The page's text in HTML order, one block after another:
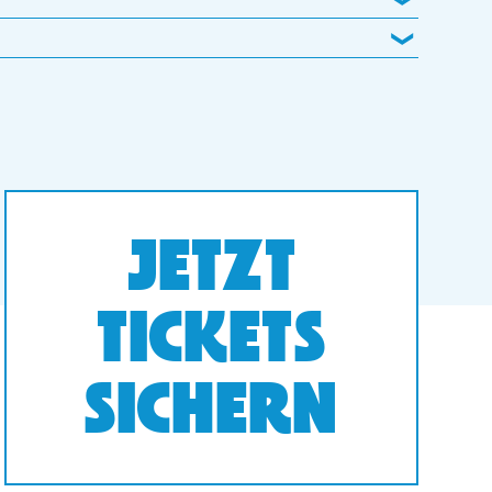
JETZT
TICKETS
SICHERN